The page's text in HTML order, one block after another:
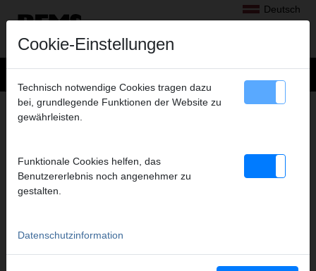
Deutsch
REMS – MARKTSTÄRKE DURCH
KONSEQUENTE PRODUKT- UND
Cookie-Einstellungen
Technisch notwendige Cookies tragen dazu
bei, grundlegende Funktionen der Website zu
gewährleisten.
Funktionale Cookies helfen, das
Benutzererlebnis noch angenehmer zu
gestalten.
Datenschutzinformation